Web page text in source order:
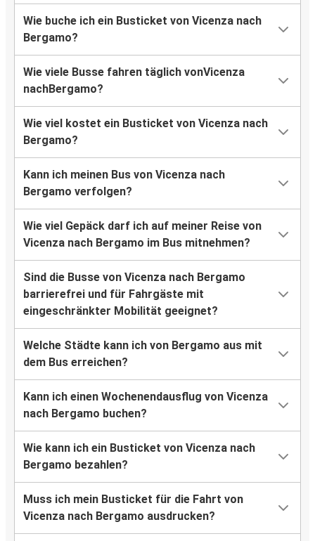
Wie buche ich ein Busticket von Vicenza nach
Bergamo?
Wie viele Busse fahren täglich vonVicenza
nachBergamo?
Wie viel kostet ein Busticket von Vicenza nach
Bergamo?
Kann ich meinen Bus von Vicenza nach
Bergamo verfolgen?
Wie viel Gepäck darf ich auf meiner Reise von
Vicenza nach Bergamo im Bus mitnehmen?
Sind die Busse von Vicenza nach Bergamo
barrierefrei und für Fahrgäste mit
eingeschränkter Mobilität geeignet?
Welche Städte kann ich von Bergamo aus mit
dem Bus erreichen?
Kann ich einen Wochenendausflug von Vicenza
nach Bergamo buchen?
Wie kann ich ein Busticket von Vicenza nach
Bergamo bezahlen?
Muss ich mein Busticket für die Fahrt von
Vicenza nach Bergamo ausdrucken?